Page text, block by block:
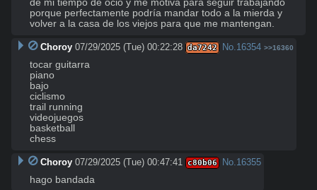
de mi tiempo de ocio y me motiva para seguir trabajando
porque perfectamente podría mandar todo a la mierda y
volver a la casa de los viejos para que me mantengan.
Choroy 07/29/2025 (Tue) 00:22:28 da7242 No.16354 >>16360
tocar guitarra
piano
bajo
ciclismo
trail running
videojuegos
basketball
chess
Choroy 07/29/2025 (Tue) 00:47:41 c80b06 No.16355
hago bandada